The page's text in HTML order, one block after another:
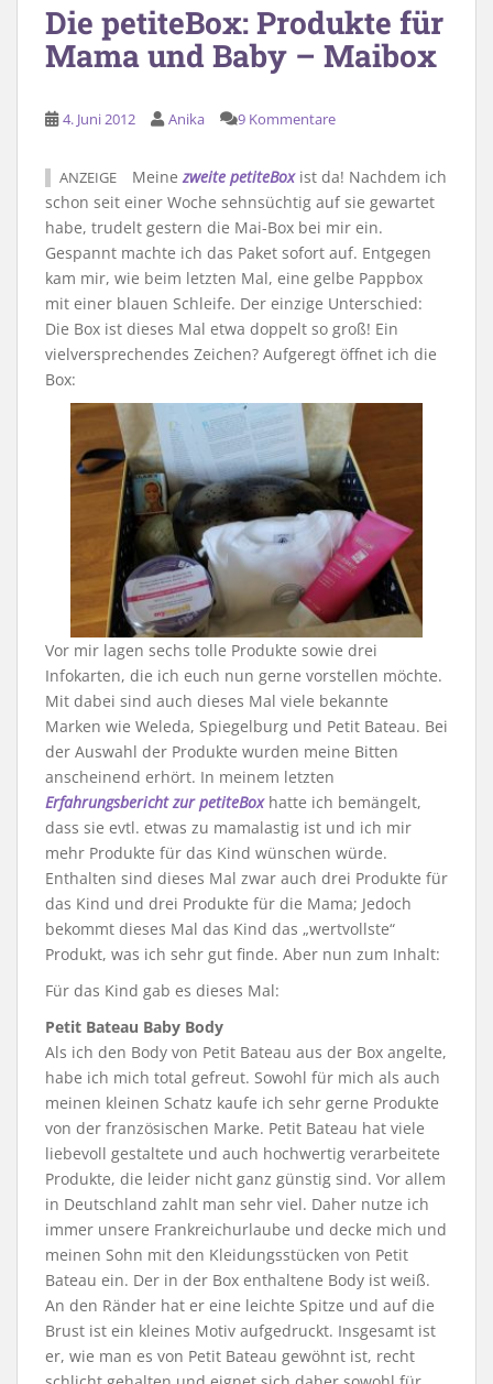
Die petiteBox: Produkte für
Mama und Baby – Maibox
4. Juni 2012 Anika 9 Kommentare
ANZEIGE Meinezweite petiteBoxist da! Nachdem ich
schon seit einer Woche sehnsüchtig auf sie gewartet
habe, trudelt gestern die Mai-Box bei mir ein.
Gespannt machte ich das Paket sofort auf. Entgegen
kam mir, wie beim letzten Mal, eine gelbe Pappbox
mit einer blauen Schleife. Der einzige Unterschied:
Die Box ist dieses Mal etwa doppelt so groß! Ein
vielversprechendes Zeichen? Aufgeregt öffnet ich die
Box:
Vor mir lagen sechs tolle Produkte sowie drei
Infokarten, die ich euch nun gerne vorstellen möchte.
Mit dabei sind auch dieses Mal viele bekannte
Marken wie Weleda, Spiegelburg und Petit Bateau. Bei
der Auswahl der Produkte wurden meine Bitten
anscheinend erhört. In meinem letzten
Erfahrungsbericht zur petiteBoxhatte ich bemängelt,
dass sie evtl. etwas zu mamalastig ist und ich mir
mehr Produkte für das Kind wünschen würde.
Enthalten sind dieses Mal zwar auch drei Produkte für
das Kind und drei Produkte für die Mama; Jedoch
bekommt dieses Mal das Kind das „wertvollste“
Produkt, was ich sehr gut finde. Aber nun zum Inhalt:
Für das Kind gab es dieses Mal:
Petit Bateau Baby Body
Als ich den Body von Petit Bateau aus der Box angelte,
habe ich mich total gefreut. Sowohl für mich als auch
meinen kleinen Schatz kaufe ich sehr gerne Produkte
von der französischen Marke. Petit Bateau hat viele
liebevoll gestaltete und auch hochwertig verarbeitete
Produkte, die leider nicht ganz günstig sind. Vor allem
in Deutschland zahlt man sehr viel. Daher nutze ich
immer unsere Frankreichurlaube und decke mich und
meinen Sohn mit den Kleidungsstücken von Petit
Bateau ein. Der in der Box enthaltene Body ist weiß.
An den Ränder hat er eine leichte Spitze und auf die
Brust ist ein kleines Motiv aufgedruckt. Insgesamt ist
er, wie man es von Petit Bateau gewöhnt ist, recht